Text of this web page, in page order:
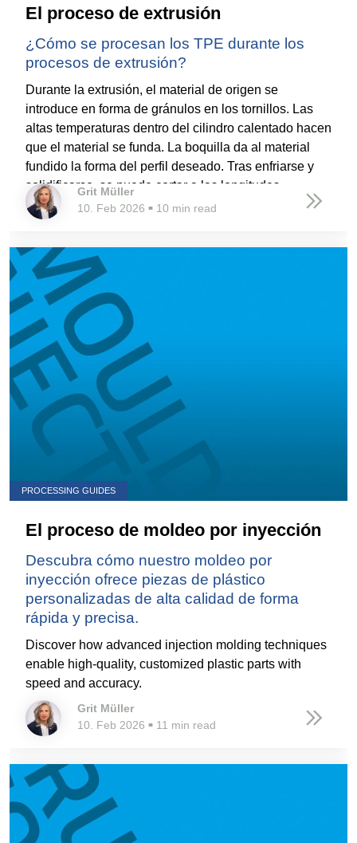
El proceso de extrusión
¿Cómo se procesan los TPE durante los
procesos de extrusión?
Durante la extrusión, el material de origen se
introduce en forma de gránulos en los tornillos. Las
altas temperaturas dentro del cilindro calentado hacen
que el material se funda. La boquilla da al material
fundido la forma del perfil deseado. Tras enfriarse y
solidificarse, se puede cortar a las longitudes
deseadas.
Grit Müller
10. Feb 2026 ■ 10 min read
PROCESSING GUIDES
El proceso de moldeo por inyección
Descubra cómo nuestro moldeo por
inyección ofrece piezas de plástico
personalizadas de alta calidad de forma
rápida y precisa.
Discover how advanced injection molding techniques
enable high-quality, customized plastic parts with
speed and accuracy.
Grit Müller
10. Feb 2026 ■ 11 min read